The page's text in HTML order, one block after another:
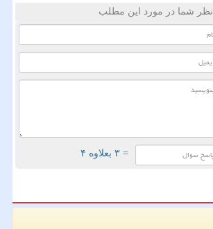
نظر شما در مورد این مطلب
= ۳ بعلاوه ۴